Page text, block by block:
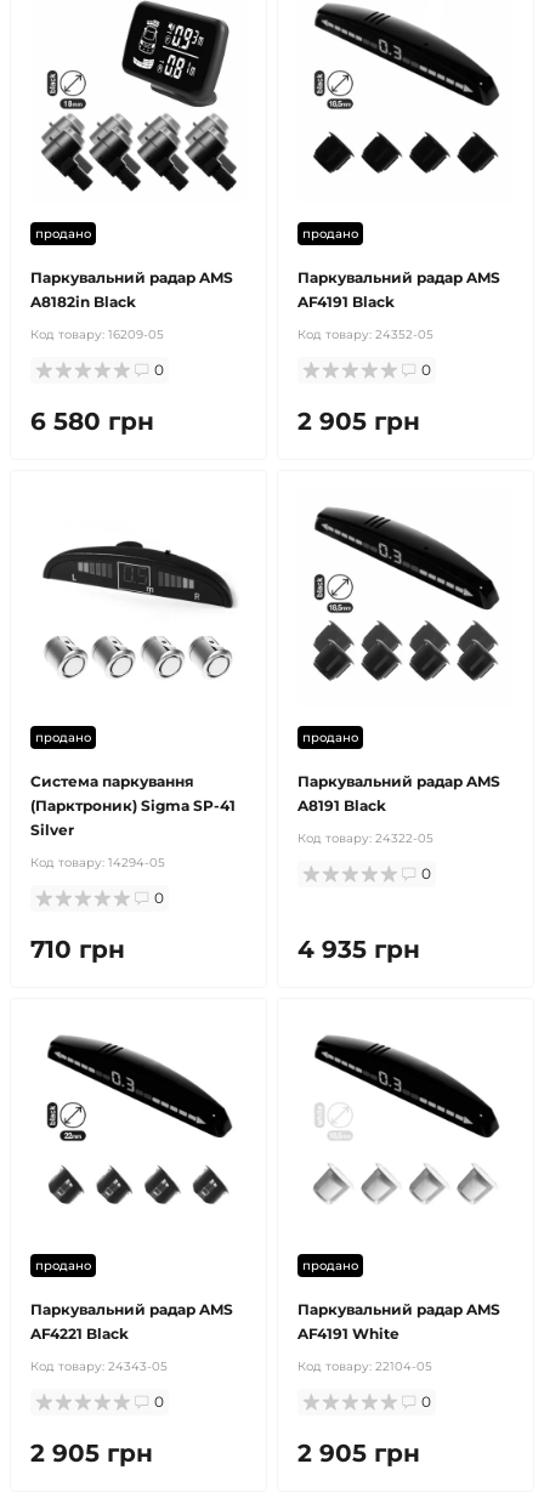
продано
Паркувальний радар AMS
A8182in Black
Код товару: 16209-05
0
6 580 грн
продано
Паркувальний радар AMS
AF4191 Black
Код товару: 24352-05
0
2 905 грн
продано
Система паркування
(Парктроник) Sigma SP-41
Silver
Код товару: 14294-05
0
710 грн
продано
Паркувальний радар AMS
A8191 Black
Код товару: 24322-05
0
4 935 грн
продано
Паркувальний радар AMS
AF4221 Black
Код товару: 24343-05
0
2 905 грн
продано
Паркувальний радар AMS
AF4191 White
Код товару: 22104-05
0
2 905 грн